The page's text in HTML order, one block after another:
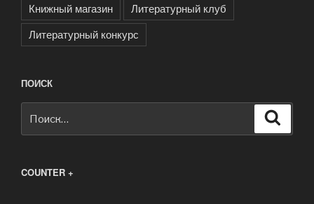
Книжный магазин
Литературный клуб
Литературный конкурс
ПОИСК
COUNTER +